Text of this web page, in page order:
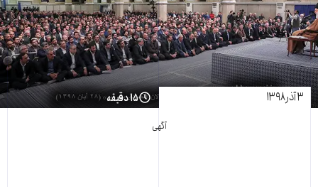
۳ آذر ۱۳۹۸ ۱۵ دقیقه
آگهی